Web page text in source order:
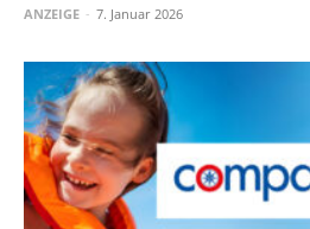
ANZEIGE - 7. Januar 2026